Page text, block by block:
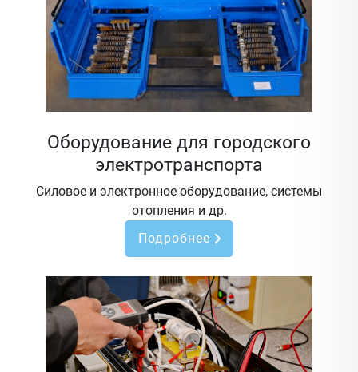
Оборудование для городского
электротранспорта
Силовое и электронное оборудование, системы
отопления и др.
Подробнее